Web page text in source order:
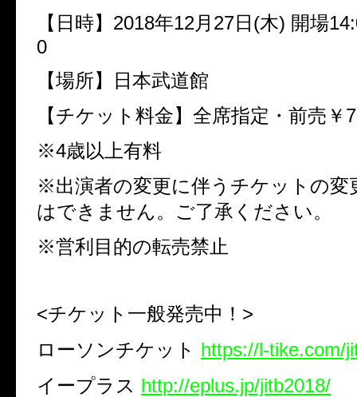
【日時】 2018年12月 27日(木) 開場
0
【場所】日本武道館
【チケット料金】全席指定・前売￥
※4歳以上有料
※出演者の変更に伴うチケットの変
はできません。ご了承ください。
※営利目的の転売禁止
<チケット一般発売中！ >
ローソンチケット https://l-tike.com/
イープラス http://eplus.jp/jitb2018/